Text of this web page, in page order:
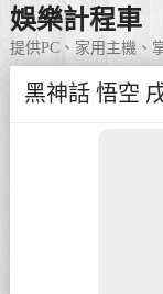
娛樂計程車
提供PC、家用主機、
黑神話 悟空